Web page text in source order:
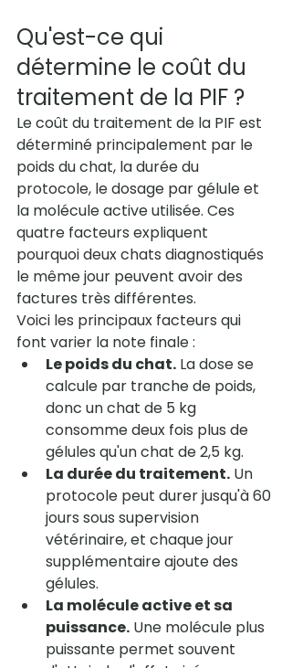
Qu'est-ce qui
détermine le coût du
traitement de la PIF ?
Le coût du traitement de la PIF est
déterminé principalement par le
poids du chat, la durée du
protocole, le dosage par gélule et
la molécule active utilisée. Ces
quatre facteurs expliquent
pourquoi deux chats diagnostiqués
le même jour peuvent avoir des
factures très différentes.
Voici les principaux facteurs qui
font varier la note finale :
Le poids du chat. La dose se
calcule par tranche de poids,
donc un chat de 5 kg
consomme deux fois plus de
gélules qu'un chat de 2,5 kg.
La durée du traitement. Un
protocole peut durer jusqu'à 60
jours sous supervision
vétérinaire, et chaque jour
supplémentaire ajoute des
gélules.
La molécule active et sa
puissance. Une molécule plus
puissante permet souvent